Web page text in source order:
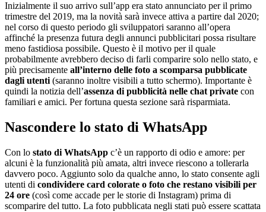
Inizialmente il suo arrivo sull’app era stato annunciato per il primo
trimestre del 2019, ma la novità sarà invece attiva a partire dal 2020;
nel corso di questo periodo gli sviluppatori saranno all’opera
affinché la presenza futura degli annunci pubblicitari possa risultare
meno fastidiosa possibile. Questo è il motivo per il quale
probabilmente avrebbero deciso di farli comparire solo nello stato, e
più precisamente all’interno delle foto a scomparsa pubblicate
dagli utenti (saranno inoltre visibili a tutto schermo). Importante è
quindi la notizia dell’assenza di pubblicità nelle chat private con
familiari e amici. Per fortuna questa sezione sarà risparmiata.
Nascondere lo stato di WhatsApp
Con lo stato di WhatsApp c’è un rapporto di odio e amore: per
alcuni è la funzionalità più amata, altri invece riescono a tollerarla
davvero poco. Aggiunto solo da qualche anno, lo stato consente agli
utenti di condividere card colorate o foto che restano visibili per
24 ore (così come accade per le storie di Instagram) prima di
scomparire del tutto. La foto pubblicata negli stati può essere scattata